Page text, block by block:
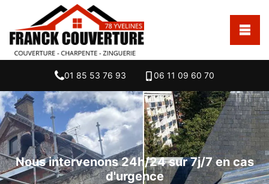
01 85 53 76 93 06 11 09 60 70
Nous intervenons 24h/24 sur 7j/7 en cas
d'urgence